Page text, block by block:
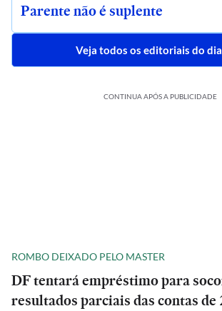
Parente não é suplente
Veja todos os editoriais do dia
CONTINUA APÓS A PUBLICIDADE
ROMBO DEIXADO PELO MASTER
DF tentará empréstimo para
resultados parciais das contas de